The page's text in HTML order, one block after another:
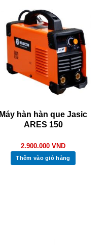
Máy hàn hàn que Jasic
ARES 150
2.900.000 VND
Thêm vào giỏ hàng